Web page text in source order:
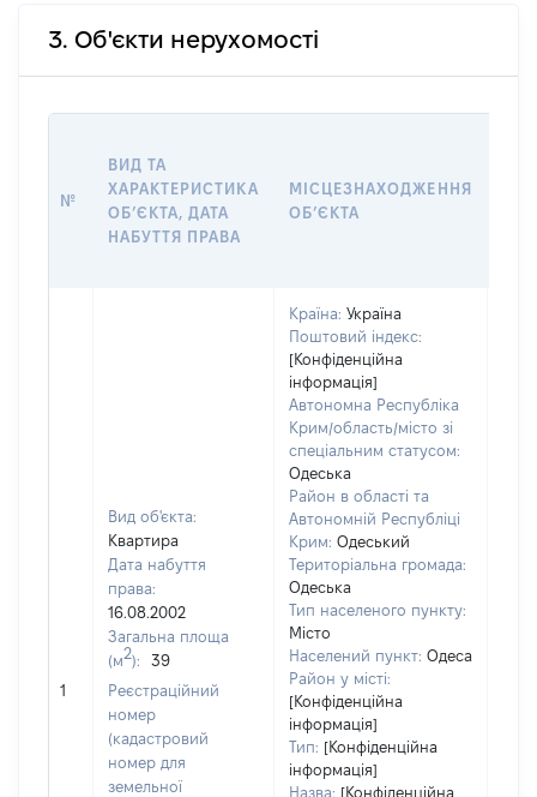
3. Об'єкти нерухомості
№
ВИД ТА
ХАРАКТЕРИСТИКА
ОБʼЄКТА, ДАТА
НАБУТТЯ ПРАВА
МІСЦЕЗНАХОДЖЕННЯ
ОБʼЄКТА
1
Вид об'єкта:
Квартира
Дата набуття
права:
16.08.2002
Загальна площа
(м2):
39
Реєстраційний
номер
(кадастровий
номер для
земельної
Країна: Україна
Поштовий індекс:
[Конфіденційна
інформація]
Автономна Республіка
Крим/область/місто зі
спеціальним статусом:
Одеська
Район в області та
Автономній Республіці
Крим: Одеський
Територіальна громада:
Одеська
Тип населеного пункту:
Місто
Населений пункт: Одеса
Район у місті:
[Конфіденційна
інформація]
Тип: [Конфіденційна
інформація]
Назва: [Конфіденційна